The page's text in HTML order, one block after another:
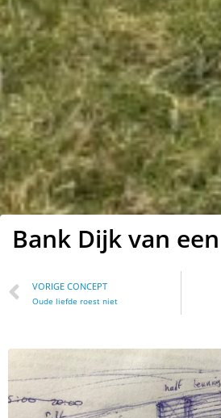
Bank Dijk van
VORIGE CONCEPT
Oude liefde roest niet